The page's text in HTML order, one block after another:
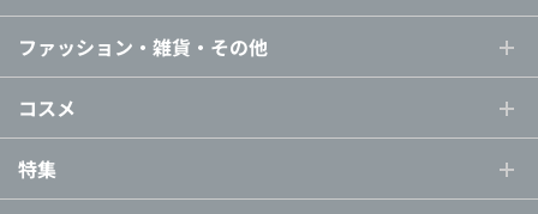
ファッション・雑貨・その他
コスメ
特集